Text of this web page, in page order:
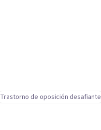
Trastorno de oposición desafiante